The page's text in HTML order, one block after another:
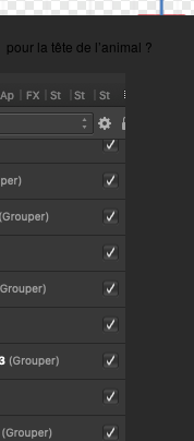
pour la tête de l’animal